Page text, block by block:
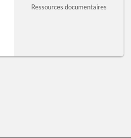
Ressources documentaires